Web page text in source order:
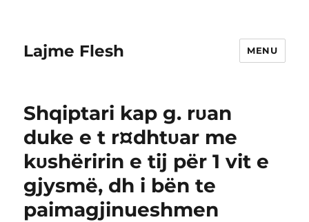
Lajme Flesh MENU
Shqiptari kap g. rυan
duke e t r¤dhtυar me
kυshëririn e tij për 1 vit e
gjysmë, dh i bën te
paimagjinueshmen